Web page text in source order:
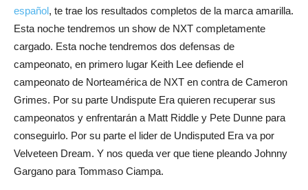
español, te trae los resultados completos de la marca amarilla.
Esta noche tendremos un show de NXT completamente
cargado. Esta noche tendremos dos defensas de
campeonato, en primero lugar Keith Lee defiende el
campeonato de Norteamérica de NXT en contra de Cameron
Grimes. Por su parte Undispute Era quieren recuperar sus
campeonatos y enfrentarán a Matt Riddle y Pete Dunne para
conseguirlo. Por su parte el lider de Undisputed Era va por
Velveteen Dream. Y nos queda ver que tiene pleando Johnny
Gargano para Tommaso Ciampa.